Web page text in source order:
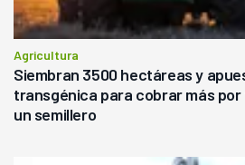
Agricultura
Siembran 3500 hectáreas y
transgénica para cobrar más
un semillero